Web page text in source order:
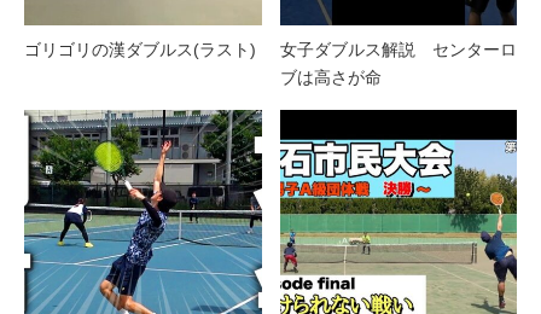
ゴリゴリの漢ダブルス(ラスト)
女子ダブルス解説 センターロ
ブは高さが命